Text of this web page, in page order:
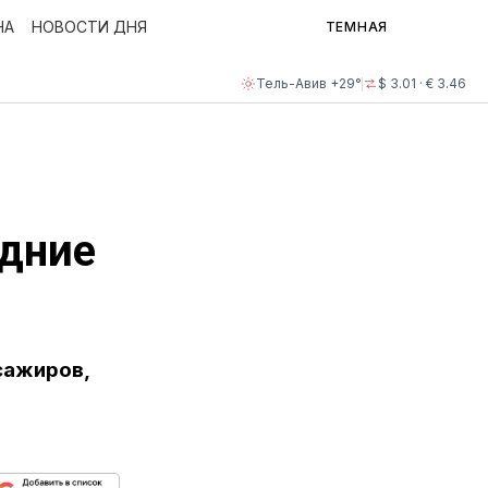
Тель-Авив +29° $ 3.01 · € 3.46
НОВОСТИ ДНЯ ТЕМНАЯ